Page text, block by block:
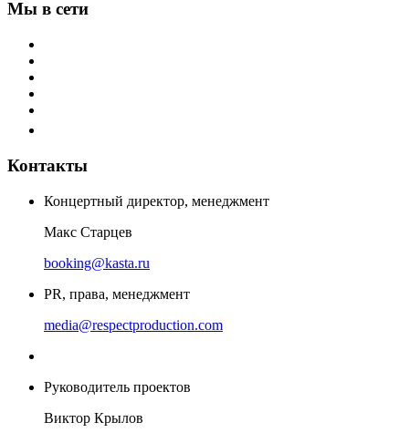
Мы в сети
Контакты
Концертный директор, менеджмент
Макс Старцев
booking@kasta.ru
PR, права, менеджмент
media@respectproduction.com
Руководитель проектов
Виктор Крылов